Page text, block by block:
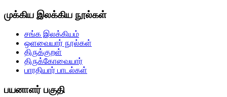
முக்கிய இலக்கிய நூல்கள்
சங்க இலக்கியம்
ஒளவையார் நூல்கள்
திருக்குறள்
திருக்கோவையார்
பாரதியார் பாடல்கள்
பயனாளர் பகுதி